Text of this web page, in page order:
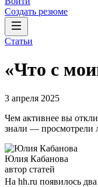
Создать резюме
Статьи
«Что с
3 апреля 2025
Чем активнее вы
знали — просмотрели
Юлия Кабанова
автор статей
На hh.ru появилось